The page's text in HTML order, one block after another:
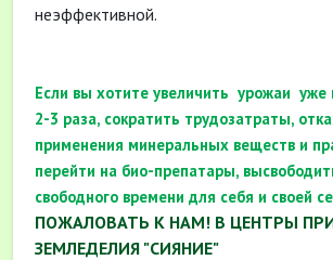
неэффективной.
Если вы хотите увеличить урожаи уже
2-3 раза, сократить трудозатраты,
применения минеральных веществ и
перейти на био-препатары,
свободного времени для себя и своей
ПОЖАЛОВАТЬ К НАМ! В ЦЕНТРЫ
ЗЕМЛЕДЕЛИЯ "СИЯНИЕ"